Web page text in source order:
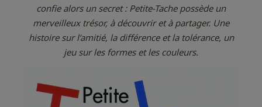
confie alors un secret : Petite-Tache possède un
merveilleux trésor, à découvrir et à partager. Une
histoire sur l’amitié, la différence et la tolérance, un
jeu sur les formes et les couleurs.